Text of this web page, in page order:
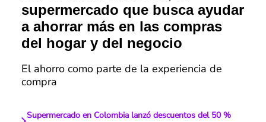
supermercado que busca ayudar
a ahorrar más en las compras
del hogar y del negocio
El ahorro como parte de la experiencia de
compra
Supermercado en Colombia lanzó descuentos del 50 %